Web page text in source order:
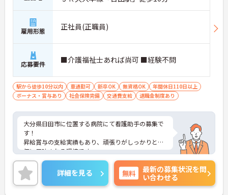
雇用形態 正社員(正職員)
応募要件 ■介護福祉士あれば尚可 ■経験不問
駅から徒歩10分以内 車通勤可 新卒OK 無資格OK
年間休日110日以上
ボーナス・賞与あり
社会保険完備 交通費支給 退職金制度あり
大分県日田市に位置する病院にて看護助手の募集で
す！
昇給賞与の支給実績もあり、頑張りがしっかりと評
価に反映される環境です。
ご興味ある方には、面接対策ポイントなど、さらに
詳細をお話しいたしますのでお気軽にご相談くださ
い！
詳細を見る 無料
最新の募集状況を問
い合わせる